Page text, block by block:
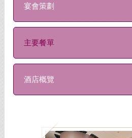
宴會策劃
主要餐單
酒店概覽